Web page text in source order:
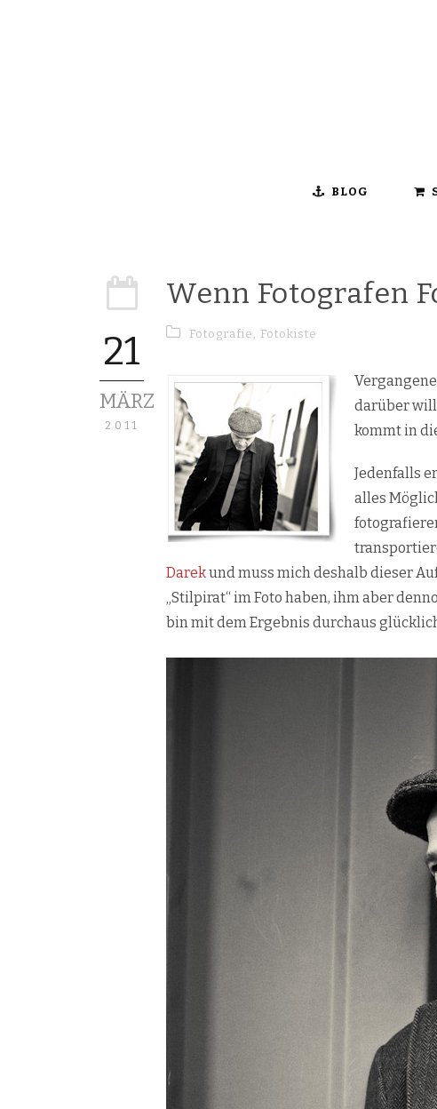
BLOG
21
MÄRZ
2011
Wenn Fotografen
Fotografie , Fotokiste
darüber will
kommt in
Jedenfalls
alles
Darekund muss mich deshalb dieser
„Stilpirat“ im Foto haben, ihm aber
bin mit dem Ergebnis durchaus